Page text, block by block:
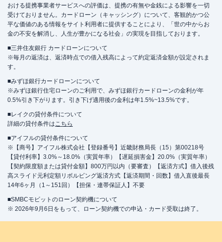
おける提携事業者サービスへの評価は、提携の有無や金銭による影響を一切
受けておりません。カードローン（キャッシング）について、客観的かつ公
平な価値のある情報をサイト利用者に提供することにより、「世の中からお
金の不安を解消し、人生が豊かになる社会」の実現を目指しております。
■三井住友銀行 カードローンについて
※毎月の返済は、返済時点での借入残高によって約定返済金額が設定されま
す。
■みずほ銀行カードローンについて
※みずほ銀行住宅ローンのご利用で、みずほ銀行カードローンの金利が年
0.5%引き下がります。引き下げ適用後の金利は年1.5%~13.5%です。
■レイクの貸付条件について
詳細の貸付条件はこちら
■アイフルの貸付条件について
※【商号】アイフル株式会社【登録番号】近畿財務局長（15）第00218号
【貸付利率】3.0%～18.0%（実質年率）【遅延損害金】20.0%（実質年率）
【契約限度額または貸付金額】800万円以内（要審査）【返済方式】借入後残
高スライド元利定額リボルビング返済方式【返済期間・回数】借入直後最長
14年6ヶ月（1～151回）【担保・連帯保証人】不要
■SMBCモビットのローン契約機について
※ 2026年9月6日をもって、ローン契約機での申込・カード受取は終了。